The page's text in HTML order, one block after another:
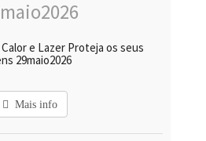
e Lazer Proteja os seus
29maio2026
Mais info